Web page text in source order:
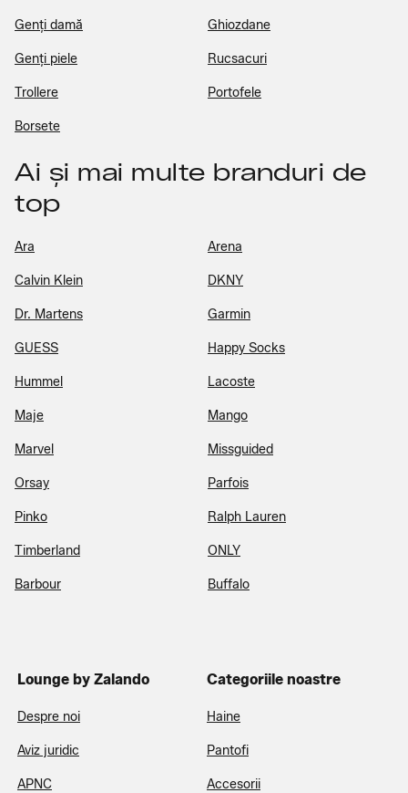
Genți damă Ghiozdane
Genți piele Rucsacuri
Trollere Portofele
Borsete
Ai și mai multe branduri de
top
Ara Arena
Calvin Klein DKNY
Dr. Martens Garmin
GUESS Happy Socks
Hummel Lacoste
Maje Mango
Marvel Missguided
Orsay Parfois
Pinko Ralph Lauren
Timberland ONLY
Barbour Buffalo
Lounge by Zalando
Despre noi
Aviz juridic
APNC
Categoriile noastre
Haine
Pantofi
Accesorii